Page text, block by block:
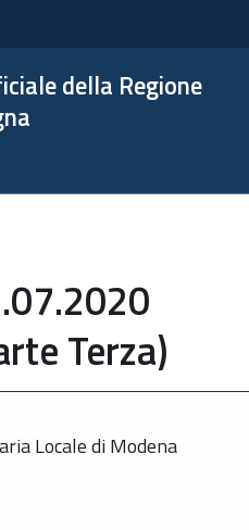
della Regione
Terza)
Locale di Modena